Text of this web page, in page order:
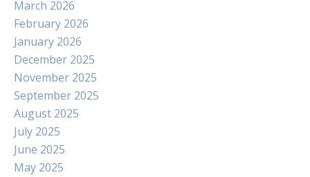
March 2026
February 2026
January 2026
December 2025
November 2025
September 2025
August 2025
July 2025
June 2025
May 2025